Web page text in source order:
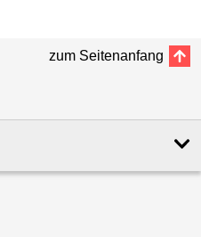
zum Seitenanfang